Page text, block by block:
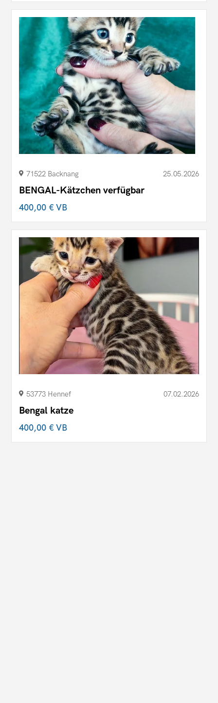
71522 Backnang 25.05.2026
BENGAL-Kätzchen verfügbar
400,00 €VB
53773 Hennef 07.02.2026
Bengal katze
400,00 €VB